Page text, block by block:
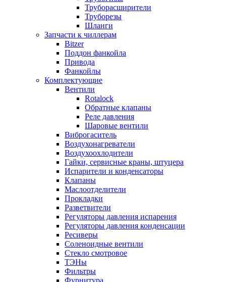
Труборасширители
Труборезы
Шланги
Запчасти к чиллерам
Bitzer
Поддон фанкойла
Привода
Фанкойлы
Комплектующие
Вентили
Rotalock
Обратные клапаны
Реле давления
Шаровые вентили
Виброгаситель
Воздухонагреватели
Воздухоохлодители
Гайки, сервисные краны, штуцера
Испарители и конденсаторы
Клапаны
Маслоотделители
Прокладки
Разветвители
Регуляторы давления испарения
Регуляторы давления конденсации
Ресиверы
Соленоидные вентили
Стекло смотровое
ТЭНы
Фильтры
Фурнитура